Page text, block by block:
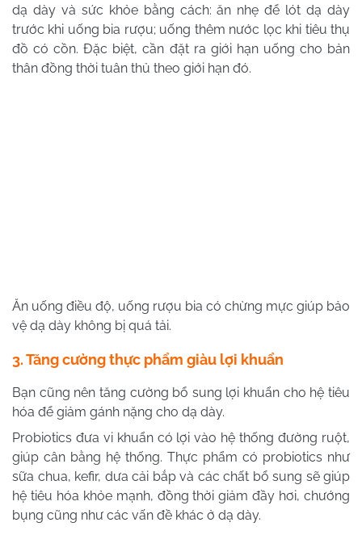
dạ dày và sức khỏe bằng cách: ăn nhẹ để lót dạ dày
trước khi uống bia rượu; uống thêm nước lọc khi tiêu thụ
đồ có cồn. Đặc biệt, cần đặt ra giới hạn uống cho bản
thân đồng thời tuân thủ theo giới hạn đó.
Ăn uống điều độ, uống rượu bia có chừng mực giúp bảo
vệ dạ dày không bị quá tải.
3. Tăng cường thực phẩm giàu lợi khuẩn
Bạn cũng nên tăng cường bổ sung lợi khuẩn cho hệ tiêu
hóa để giảm gánh nặng cho dạ dày.
Probiotics đưa vi khuẩn có lợi vào hệ thống đường ruột,
giúp cân bằng hệ thống. Thực phẩm có probiotics như
sữa chua, kefir, dưa cải bắp và các chất bổ sung sẽ giúp
hệ tiêu hóa khỏe mạnh, đồng thời giảm đầy hơi, chướng
bụng cũng như các vấn đề khác ở dạ dày.